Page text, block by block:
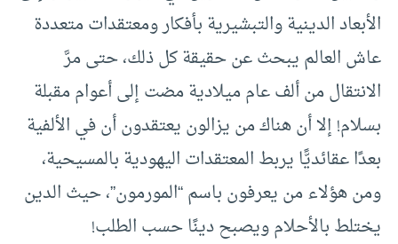
الأبعاد الدينية والتبشيرية بأفكار ومعتقدات متعددة
عاش العالم يبحث عن حقيقة كل ذلك، حتى مرَّ
الانتقال من ألف عام ميلادية مضت إلى أعوام مقبلة
بسلام! إلا أن هناك من يزالون يعتقدون أن في الألفية
بعدًا عقائديًّا يربط المعتقدات اليهودية بالمسيحية،
ومن هؤلاء من يعرفون باسم “المورمون”، حيث الدين
يختلط بالأحلام ويصبح دينًا حسب الطلب!